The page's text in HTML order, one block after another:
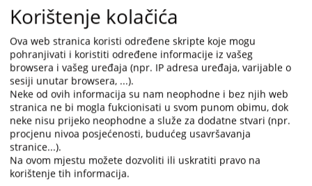
suda potvrdio
je optužnicu protiv optuženog D.V. zbog krivičnog
djela „Ugrožavanje javnog saobraćaja“
sa stavom 1. istog člana Krivičnog zakonika Republike Srpske.
Napomena: „Potvrđivanje optužnice protiv određene osobe ne
znači da je ta osoba zaista i odgovorna za počinjenje krivičnog
djela. Prema principu presumpcije nevinosti, svako se smatra
nevinim za krivično djelo dok se pravosnažnom presudom ne utvrdi
njegova krivica.“
Prikazana vijest je na Srpski jezik
101
Korištenje kolačića
Ova web stranica koristi određene skripte koje mogu
pohranjivati i koristiti određene informacije iz vašeg
browsera i vašeg uređaja (npr. IP adresa uređaja, varijable o
sesiji unutar browsera, ...).
Neke od ovih informacija su nam neophodne i bez njih web
stranica ne bi mogla fukcionisati u svom punom obimu, dok
neke nisu prijeko neophodne a služe za dodatne stvari (npr.
procjenu nivoa posjećenosti, budućeg usavršavanja
stranice...).
Na ovom mjestu možete dozvoliti ili uskratiti pravo na
korištenje tih informacija.